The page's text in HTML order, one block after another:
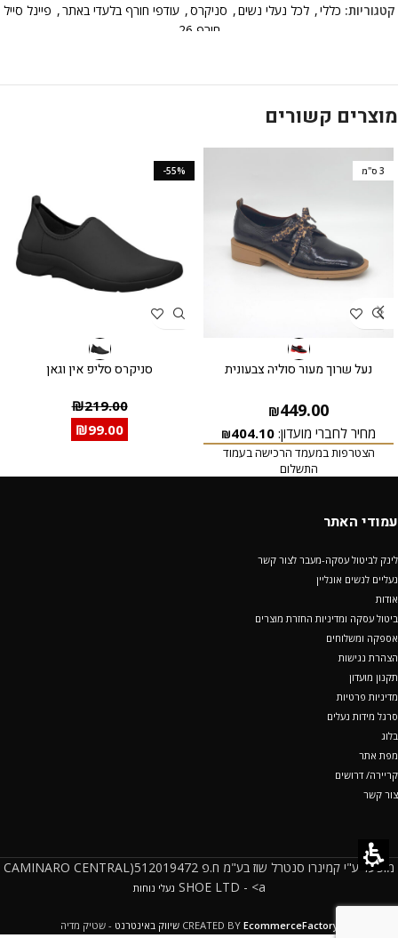
קטגוריות: כללי, לכל נעלי נשים, סניקרס, עודפי חורף בלעדי באתר, פיינל סייל
חורף 26
מוצרים קשורים
3 ס"מ
נעל שרוך מעור סוליה צבעונית
₪449.00
מחיר לחברי מועדון: ₪404.10
הצטרפות במעמד הרכישה בעמוד
התשלום
-55%
סניקרס סליפ אין וגאן
₪219.00
₪99.00
עמודי האתר
לינק לביטול עסקה-מעבר לצור קשר
נעליים לנשים אונליין
אודות
ביטול עסקה ומדיניות החזרת מוצרים
אספקה ומשלוחים
הצהרת נגישות
תקנון מועדון
מדיניות פרטיות
סרגל מידות נעלים
בלוג
מפת אתר
קריירה/ דרושים
צור קשר
מופעל ע"י קמינרו סנטרל שוז בע"מ ח.פ 512019472(CAMINARO CENTRAL
SHOE LTD - <a נעלי נוחות
CREATED BY EcommerceFactory שיווק באינטרנט - שטיק מדיה